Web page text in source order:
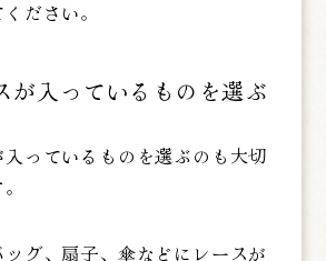
ださい。
が入っているものを選ぶ
っているものを選ぶのも大切
ッグ、扇子、傘などにレースが